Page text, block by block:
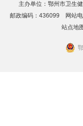
主办单位：鄂州市卫生
邮政编码：436099 网站
站点地